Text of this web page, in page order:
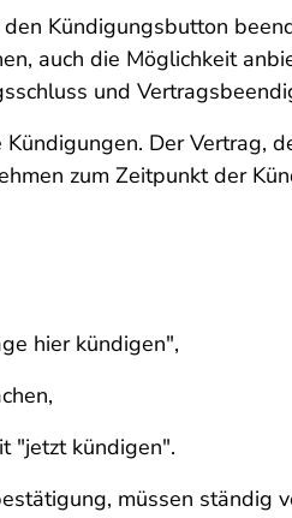
Kündigungsbutton
auch die Möglichkeit
und
Der Vertrag,
zum Zeitpunkt der
hier kündigen",
"jetzt kündigen".
müssen ständig